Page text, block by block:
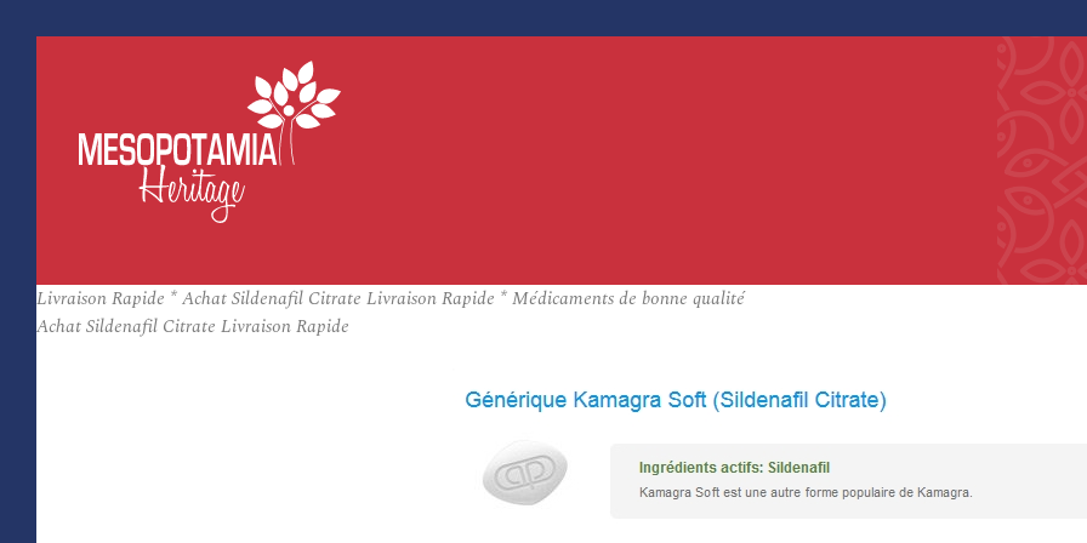
Livraison Rapide * Achat Sildenafil Citrate Livraison Rapide * Médicaments de bonne qualité
Achat Sildenafil Citrate Livraison Rapide